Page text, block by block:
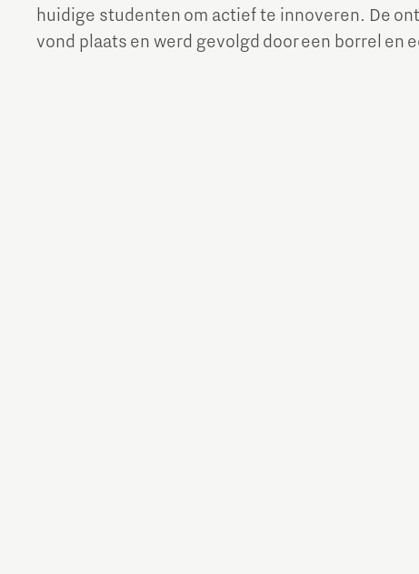
huidige studenten om actief te innoveren. De
vond plaats en werd gevolgd door een borrel en